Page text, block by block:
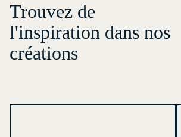
Trouvez de
l'inspiration dans nos
créations